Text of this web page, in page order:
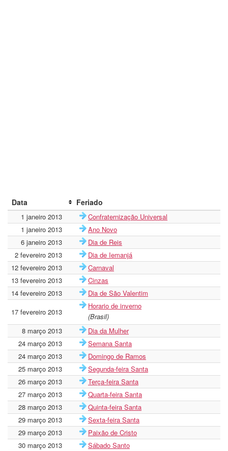
Data Feriado
1 janeiro 2013
Confraternização Universal
1 janeiro 2013
Ano Novo
6 janeiro 2013
Dia de Reis
2 fevereiro 2013
Dia de Iemanjá
12 fevereiro 2013
Carnaval
13 fevereiro 2013
Cinzas
14 fevereiro 2013
Dia de São Valentim
17 fevereiro 2013
Horario de inverno
(Brasil)
8 março 2013
Dia da Mulher
24 março 2013
Semana Santa
24 março 2013
Domingo de Ramos
25 março 2013
Segunda-feira Santa
26 março 2013
Terça-feira Santa
27 março 2013
Quarta-feira Santa
28 março 2013
Quinta-feira Santa
29 março 2013
Sexta-feira Santa
29 março 2013
Paixão de Cristo
30 março 2013
Sábado Santo